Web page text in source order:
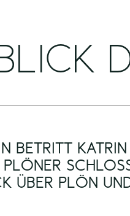
BETRITT
ÜBER PLÖN